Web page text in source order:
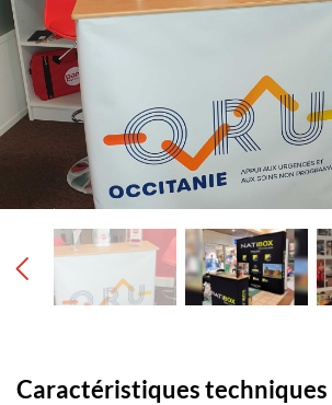
Caractéristiques techniques